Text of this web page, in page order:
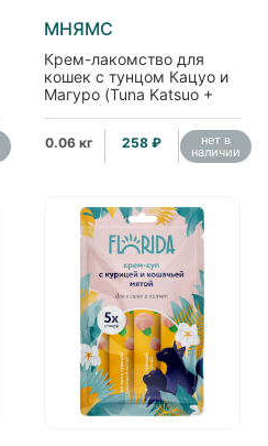
МНЯМС
Крем-лакомство для
кошек с тунцом Кацуо и
Магуро (Tuna Katsuo +
Maguro) 4шт*15г
0.06 кг 258 ₽ нет в
наличии